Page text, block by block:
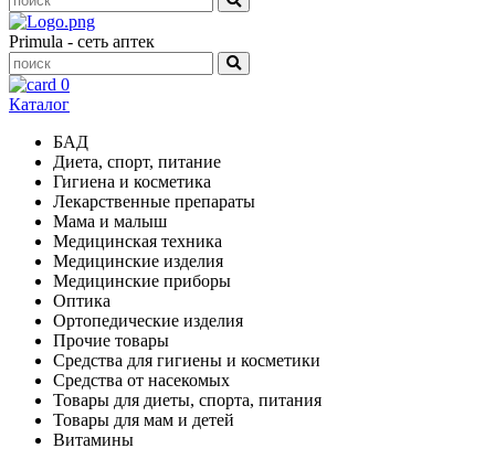
Primula - сеть аптек
0
Каталог
БАД
Диета, спорт, питание
Гигиена и косметика
Лекарственные препараты
Мама и малыш
Медицинская техника
Медицинские изделия
Медицинские приборы
Оптика
Ортопедические изделия
Прочие товары
Средства для гигиены и косметики
Средства от насекомых
Товары для диеты, спорта, питания
Товары для мам и детей
Витамины